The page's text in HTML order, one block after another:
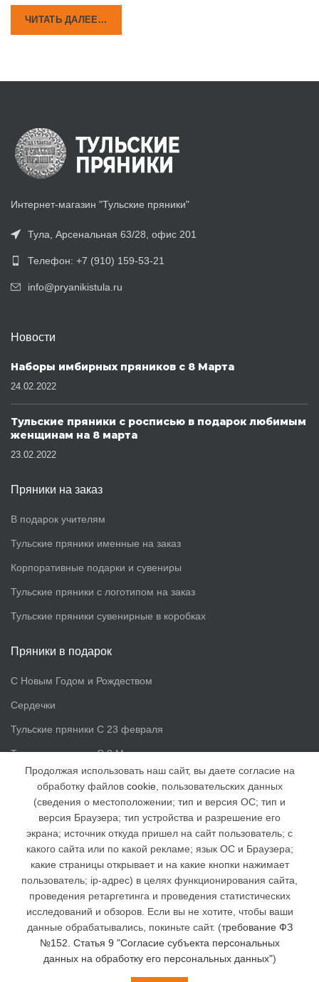
Интернет-магазин "Тульские пряники"
Тула, Арсенальная 63/28, офис 201
Телефон: +7 (910) 159-53-21
info@pryanikistula.ru
Новости
Наборы имбирных пряников с 8 Марта
24.02.2022
Тульские пряники с росписью в подарок любимым
женщинам на 8 марта
23.02.2022
Пряники на заказ
В подарок учителям
Тульские пряники именные на заказ
Корпоративные подарки и сувениры
Тульские пряники с логотипом на заказ
Тульские пряники сувенирные в коробках
Пряники в подарок
С Новым Годом и Рождеством
Сердечки
Тульские пряники С 23 февраля
Тульские пряники С 8 Марта
Доп. информация
Статьи
Доставка и оплата
Наша группа ВК
Отзывы
Продолжая использовать наш сайт, вы даете согласие на
обработку файлов cookie, пользовательских данных
(сведения о местоположении; тип и версия ОС; тип и
версия Браузера; тип устройства и разрешение его
экрана; источник откуда пришел на сайт пользователь; с
какого сайта или по какой рекламе; язык ОС и Браузера;
какие страницы открывает и на какие кнопки нажимает
пользователь; ip-адрес) в целях функционирования сайта,
проведения ретаргетинга и проведения статистических
исследований и обзоров. Если вы не хотите, чтобы ваши
данные обрабатывались, покиньте сайт. (требование ФЗ
№152. Статья 9 "Согласие субъекта персональных
данных на обработку его персональных данных")